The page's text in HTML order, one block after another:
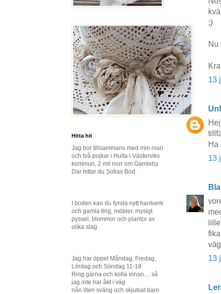
;)
Nu
13
Ha
13
13
Hitta hit
Jag bor tillsammans med min man
och två pojkar i Hulta i Västerviks
kommun, 2 mil norr om Gamleby.
Där hittar du Sofias Bod.
I boden kan du fynda nytt hantverk
och gamla ting, möbler, mysigt
pyssel, blommor och plantor av
olika slag.
Jag har öppet Måndag, Fredag,
Lördag och Söndag 11-18
Ring gärna och kolla innan.... så
jag inte har åkt i väg
nån liten sväng och skjutsat barn